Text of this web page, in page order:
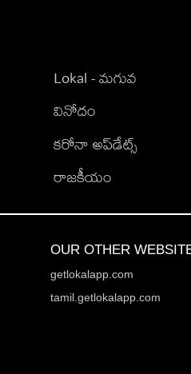
Lokal - మగువ
వినోదం
కరోనా అప్‌డేట్స్
రాజకీయం
OUR OTHER
getlokalapp.com
tamil.getlokalapp.com